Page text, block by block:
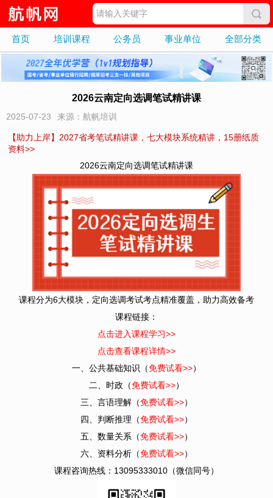
首页 培训课程 公务员 事业单位 全部分类
2026云南定向选调笔试精讲课
2025-07-23 来源：航帆培训
【助力上岸】2027省考笔试精讲课，七大模块系统精讲，15册纸质
资料>>
2026云南定向选调笔试精讲课
课程分为6大模块，定向选调考试考点精准覆盖，助力高效备考
课程链接：
点击进入课程学习>>
点击查看课程详情>>
一、公共基础知识（免费试看>>）
二、时政（免费试看>>）
三、言语理解（免费试看>>）
四、判断推理（免费试看>>）
五、数量关系（免费试看>>）
六、资料分析（免费试看>>）
课程咨询热线：13095333010（微信同号）